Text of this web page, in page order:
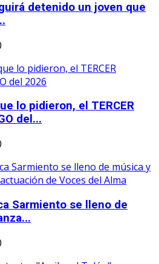
detenido un joven que
lo pidieron, el TERCER
del...
Sarmiento se lleno de